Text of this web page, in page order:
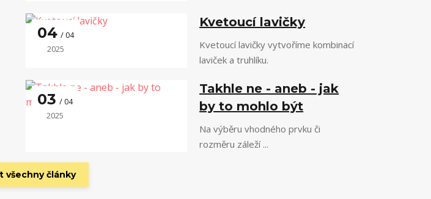
04 04
2025
Kvetoucí lavičky
Kvetoucí lavičky vytvoříme kombinací
laviček a truhlíku.
03 04
2025
Takhle ne - aneb - jak
by to mohlo být
Na výběru vhodného prvku či
rozměru záleží ...
všechny články